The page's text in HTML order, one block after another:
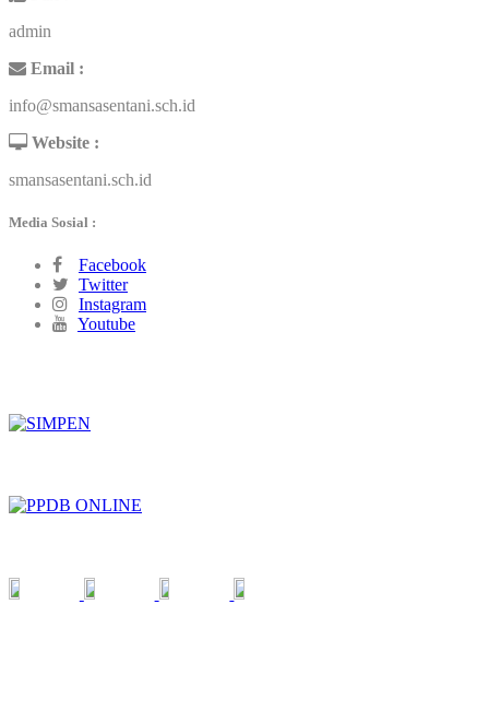
admin
Email :
info@smansasentani.sch.id
Website :
smansasentani.sch.id
Media Sosial :
Facebook
Twitter
Instagram
Youtube